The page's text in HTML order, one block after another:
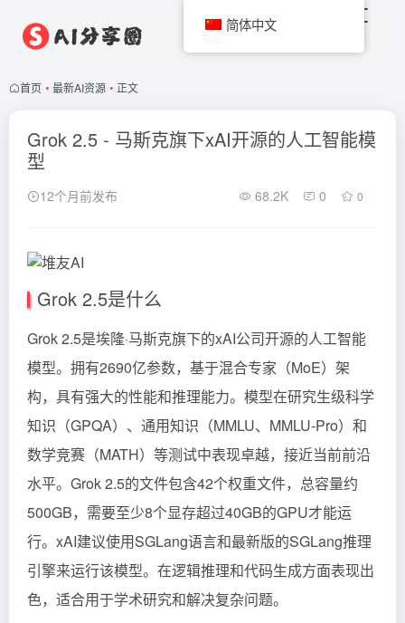
首页 • 最新AI资源 • 正文
Grok 2.5 - 马斯克旗下xAI开源的人工智能模
型
12个月前发布 68.2K 0 0
Grok 2.5是什么
Grok2.5是埃隆·马斯克旗下的xAI公司开源的人工智能
模型。拥有2690亿参数，基于混合专家（MoE）架
构，具有强大的性能和推理能力。模型在研究生级科学
知识（GPQA）、通用知识（MMLU、MMLU-Pro）和
数学竞赛（MATH）等测试中表现卓越，接近当前前沿
水平。Grok 2.5的文件包含42个权重文件，总容量约
500GB，需要至少8个显存超过40GB的GPU才能运
行。xAI建议使用SGLang语言和最新版的SGLang推理
引擎来运行该模型。在逻辑推理和代码生成方面表现出
色，适合用于学术研究和解决复杂问题。
简体中文